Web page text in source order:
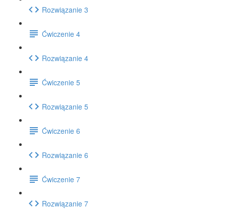
Rozwiązanie 3
Ćwiczenie 4
Rozwiązanie 4
Ćwiczenie 5
Rozwiązanie 5
Ćwiczenie 6
Rozwiązanie 6
Ćwiczenie 7
Rozwiązanie 7